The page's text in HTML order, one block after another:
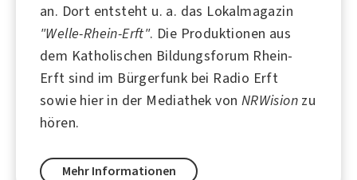
an. Dort entsteht u. a. das Lokalmagazin
"Welle-Rhein-Erft". Die Produktionen aus
dem Katholischen Bildungsforum Rhein-
Erft sind im Bürgerfunk bei Radio Erft
sowie hier in der Mediathek von NRWision zu
hören.
Mehr Informationen